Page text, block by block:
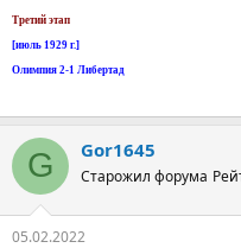
Третий этап
[июль 1929 г.]
Олимпия 2-1 Либертад
G Gor1645
Старожил форума
05.02.2022